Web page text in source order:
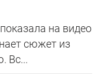
на видео
сюжет из
Вс...